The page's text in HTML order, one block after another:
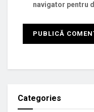
navigator pentru
Categories